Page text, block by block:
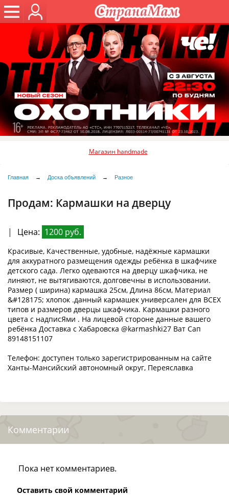
Магазин handmade
Главная → Доска объявлений → Разное
Продам: Кармашки на дверцу
| Цена: 1200 руб.
Красивые, Качественные, удобные, надёжные кармашки
для аккуратного размещения одежды ребёнка в шкафчике
детского сада. Легко одеваются на дверцу шкафчика, не
линяют, не вытягиваются, долговечны в использовании.
Размер ( ширина) кармашка 25см, Длина 86см, Материал
&#128175; хлопок .данный кармашек универсален для ВСЕХ
типов и размеров дверцы шкафчика. Кармашки разного
цвета с надписЯми . На лицевой стороне данные вашего
ребёнка Доставка с Хабаровска @karmashki27 Ват Сап
89148151107
Телефон: доступен только зарегистрированным на сайте
Ханты-Мансийский автономный округ, Переяславка
Комментарии
Пока нет комментариев.
Оставить свой комментарий